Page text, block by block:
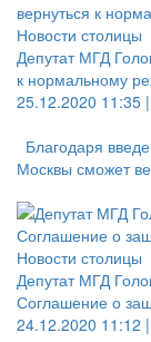
Новости столицы
Депутат МГД
к нормальному
25.12.2020 11:35 |
Благодаря
Москвы сможет
Новости столицы
Депутат МГД
Соглашение о
24.12.2020 11:12 |